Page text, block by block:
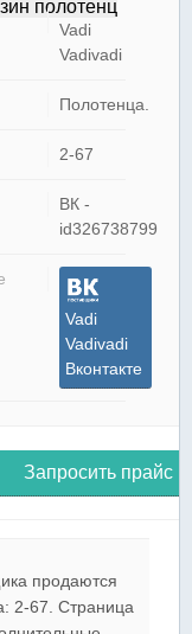
Vadi
Vadivadi
Полотенца.
2-67
ВК -
id326738799
Vadi
Vadivadi
Вконтакте
Запросить прайс
продаются
2-67. Страница